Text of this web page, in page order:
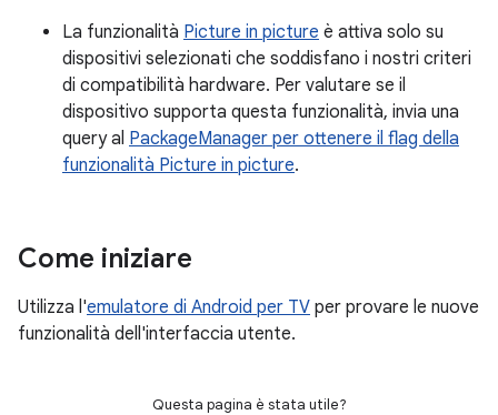
La funzionalità Picture in picture è attiva solo su
dispositivi selezionati che soddisfano i nostri criteri
di compatibilità hardware. Per valutare se il
dispositivo supporta questa funzionalità, invia una
query al PackageManager per ottenere il flag della
funzionalità Picture in picture.
Come iniziare
Utilizza l'emulatore di Android per TV per provare le nuove
funzionalità dell'interfaccia utente.
Questa pagina è stata utile?